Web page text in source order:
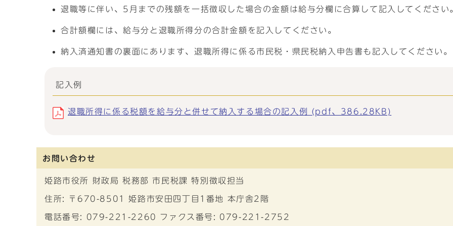
退職等に伴い、5月までの残額を一括徴収した場合の金額は給与分欄に合算して記入してください
合計額欄には、給与分と退職所得分の合計金額を記入してください。
納入済通知書の裏面にあります、退職所得に係る市民税・県民税納入申告書も記入してください。
記入例
退職所得に係る税額を給与分と併せて納入する場合の記入例 (pdf、386.28KB)
お問い合わせ
姫路市役所 財政局 税務部 市民税課 特別徴収担当
住所: 〒670-8501 姫路市安田四丁目1番地 本庁舎2階
電話番号: 079-221-2260 ファクス番号: 079-221-2752